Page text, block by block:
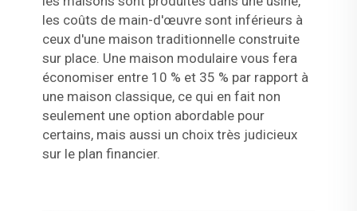
les coûts de main-d'œuvre sont inférieurs à
ceux d'une maison traditionnelle construite
sur place. Une maison modulaire vous fera
économiser entre 10 % et 35 % par rapport à
une maison classique, ce qui en fait non
seulement une option abordable pour
certains, mais aussi un choix très judicieux
sur le plan financier.